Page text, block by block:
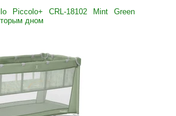
Piccolo+ CRL-18102 Mint Green
дном